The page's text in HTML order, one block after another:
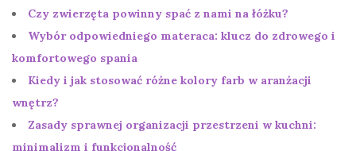
Czy zwierzęta powinny spać z nami na łóżku?
Wybór odpowiedniego materaca: klucz do zdrowego i
komfortowego spania
Kiedy i jak stosować różne kolory farb w aranżacji
wnętrz?
Zasady sprawnej organizacji przestrzeni w kuchni:
minimalizm i funkcjonalność